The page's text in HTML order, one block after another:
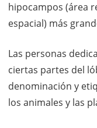
hipocampos (área
espacial) más
Las personas
ciertas partes del
denominación y
los animales y las